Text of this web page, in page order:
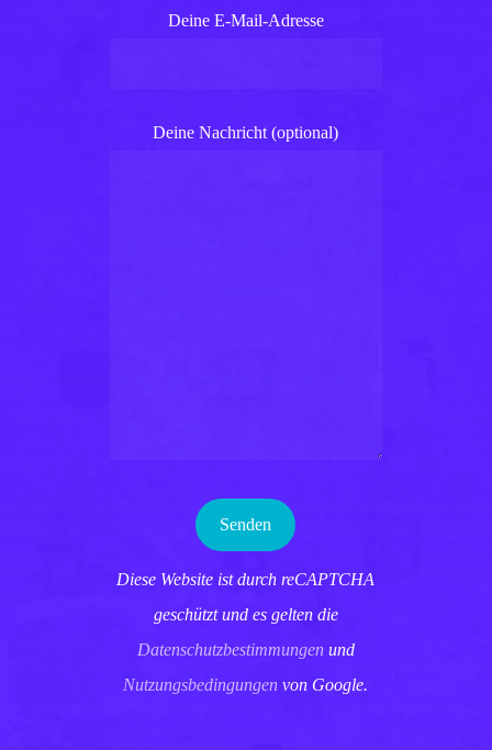
Deine E-Mail-Adresse
Deine Nachricht (optional)
Diese Website ist durch reCAPTCHA
geschützt und es gelten die
Datenschutzbestimmungenund
Nutzungsbedingungen von Google.